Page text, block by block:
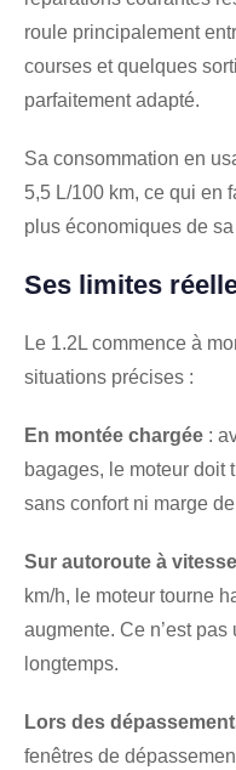
roule principalement
courses et quelques
parfaitement adapté.
Sa consommation en
5,5 L/100 km, ce qui en
plus économiques de
Ses limites
Le 1.2L commence à
situations précises :
En montée chargée :
bagages, le moteur doit
sans confort ni marge
Sur autoroute à
km/h, le moteur tourne
augmente. Ce n’est
longtemps.
Lors des
fenêtres de